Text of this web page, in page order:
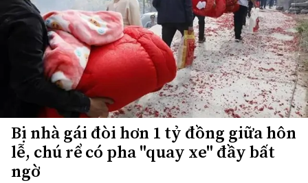
Bị nhà gái đòi hơn 1 tỷ đồng giữa hôn
lễ, chú rể có pha "quay xe" đầy bất
ngờ